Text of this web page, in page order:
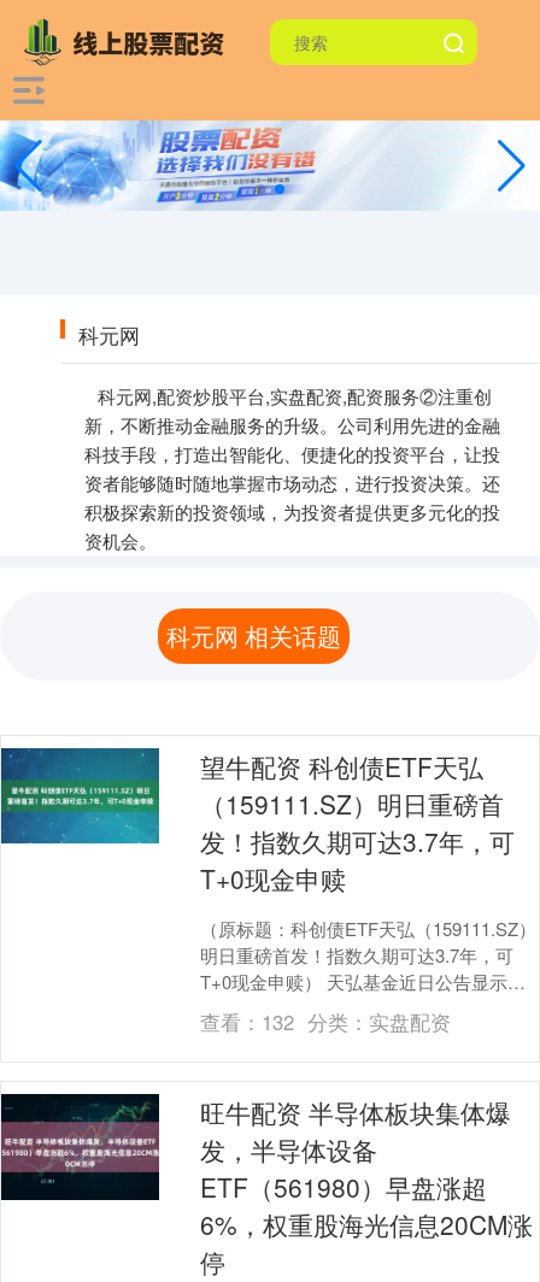
科元网
科元网,配资炒股平台,实盘配资,配资服务②注重创
新，不断推动金融服务的升级。公司利用先进的金融
科技手段，打造出智能化、便捷化的投资平台，让投
资者能够随时随地掌握市场动态，进行投资决策。还
积极探索新的投资领域，为投资者提供更多元化的投
资机会。
科元网 相关话题
望牛配资 科创债ETF天弘
（159111.SZ）明日重磅首
发！指数久期可达3.7年，可
T+0现金申赎
（原标题：科创债ETF天弘（159111.SZ）
明日重磅首发！指数久期可达3.7年，可
T+0现金申赎） 天弘基金近日公告显示，
科创债ETF天弘（159111）将....
查看： 132 分类： 实盘配资
旺牛配资 半导体板块集体爆
发，半导体设备
ETF（561980）早盘涨超
6%，权重股海光信息20CM涨
停